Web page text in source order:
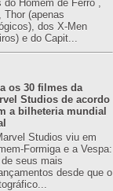
do Homem de Ferro ,
Thor (apenas
dos X-Men
e do Capit...
os 30 filmes da
Studios de acordo
a bilheteria mundial
Studios viu em
Formiga e a Vespa:
seus mais
desde que o